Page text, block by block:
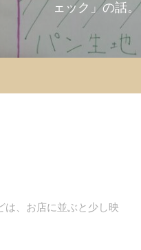
ェック」の話。
は、お店に並ぶと少し映